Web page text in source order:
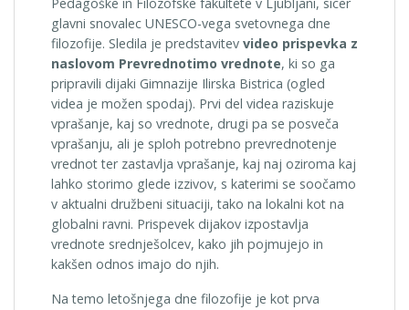
Pedagoške in Filozofske fakultete v Ljubljani, sicer
glavni snovalec UNESCO-vega svetovnega dne
filozofije. Sledila je predstavitev video prispevka z
naslovom Prevrednotimo vrednote, ki so ga
pripravili dijaki Gimnazije Ilirska Bistrica (ogled
videa je možen spodaj). Prvi del videa raziskuje
vprašanje, kaj so vrednote, drugi pa se posveča
vprašanju, ali je sploh potrebno prevrednotenje
vrednot ter zastavlja vprašanje, kaj naj oziroma kaj
lahko storimo glede izzivov, s katerimi se soočamo
v aktualni družbeni situaciji, tako na lokalni kot na
globalni ravni. Prispevek dijakov izpostavlja
vrednote srednješolcev, kako jih pojmujejo in
kakšen odnos imajo do njih.
Na temo letošnjega dne filozofije je kot prva